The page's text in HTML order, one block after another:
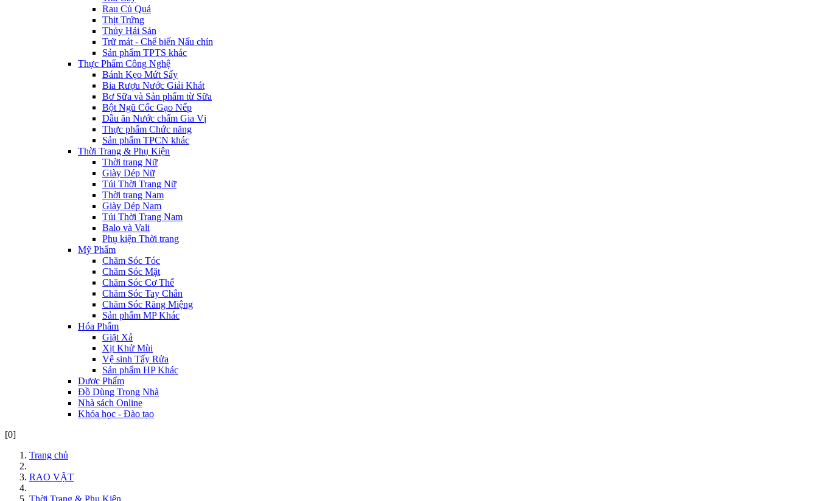
Rau Củ Quả
Thịt Trứng
Thủy Hải Sản
Trữ mát - Chế biến Nấu chín
Sản phẩm TPTS khác
Thực Phẩm Công Nghệ
Bánh Kẹo Mứt Sấy
Bia Rượu Nước Giải Khát
Bơ Sữa và Sản phẩm từ Sữa
Bột Ngũ Cốc Gạo Nếp
Dầu ăn Nước chấm Gia Vị
Thực phẩm Chức năng
Sản phẩm TPCN khác
Thời Trang & Phụ Kiện
Thời trang Nữ
Giày Dép Nữ
Túi Thời Trang Nữ
Thời trang Nam
Giày Dép Nam
Túi Thời Trang Nam
Balo và Vali
Phụ kiện Thời trang
Mỹ Phẩm
Chăm Sóc Tóc
Chăm Sóc Mặt
Chăm Sóc Cơ Thể
Chăm Sóc Tay Chân
Chăm Sóc Răng Miệng
Sản phẩm MP Khác
Hóa Phẩm
Giặt Xả
Xịt Khử Mùi
Vệ sinh Tẩy Rửa
Sản phẩm HP Khác
Dược Phẩm
Đồ Dùng Trong Nhà
Nhà sách Online
Khóa học - Đào tạo
[0]
Trang chủ
RAO VẶT
Thời Trang & Phụ Kiện